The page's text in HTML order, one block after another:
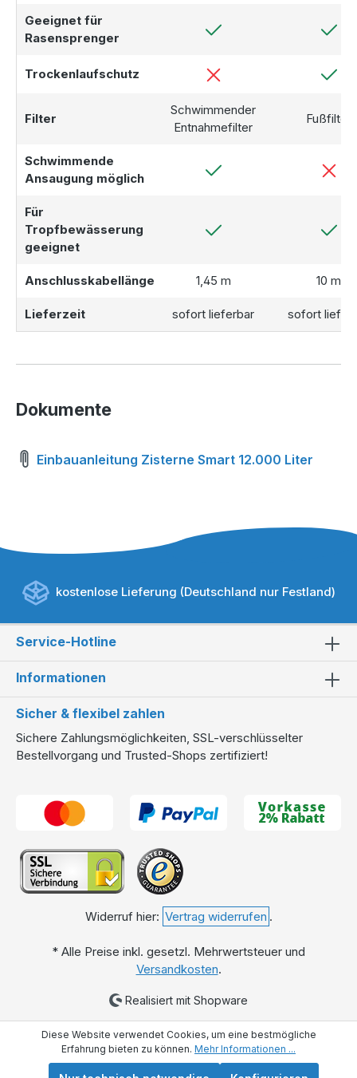
Geeignet für
Rasensprenger
Trockenlaufschutz
Filter
Schwimmender
Entnahmefilter
Fußfilter
Schwimmende
Ansaugung möglich
Für
Tropfbewässerung
geeignet
Anschlusskabellänge 1,45 m 10 m
Lieferzeit sofort lieferbar sofort
Dokumente
Einbauanleitung Zisterne Smart 12.000 Liter
kostenlose Lieferung (Deutschland nur Festland)
Service-Hotline
Informationen
Sicher & flexibel zahlen
Sichere Zahlungsmöglichkeiten, SSL-verschlüsselter
Bestellvorgang und Trusted-Shops zertifiziert!
Widerruf hier: Vertrag widerrufen .
* Alle Preise inkl. gesetzl. Mehrwertsteuer und
Versandkosten.
Realisiert mit Shopware
Diese Website verwendet Cookies, um eine bestmögliche
Erfahrung bieten zu können. Mehr Informationen ...